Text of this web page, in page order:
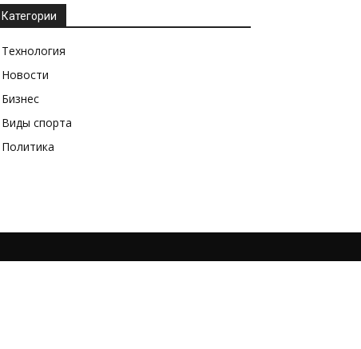
Категории
Технология
Новости
Бизнес
Виды спорта
Политика